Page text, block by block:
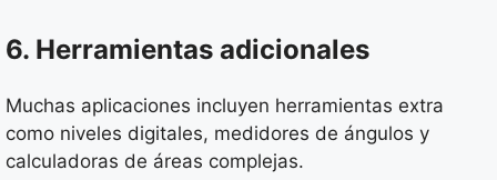
6. Herramientas adicionales
Muchas aplicaciones incluyen herramientas extra
como niveles digitales, medidores de ángulos y
calculadoras de áreas complejas.